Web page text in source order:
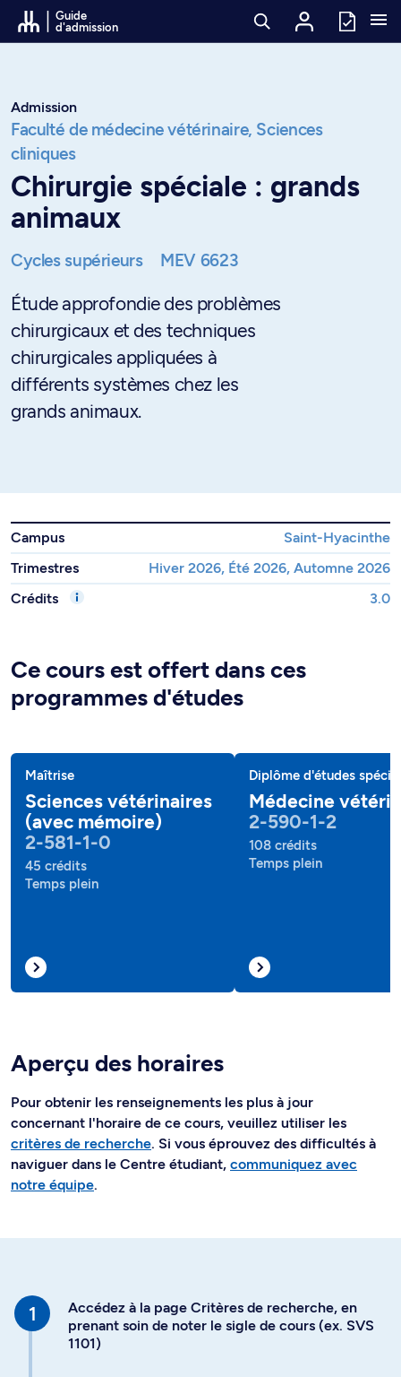
Passer au contenu
Guide
d'admission
Admission
Faculté de médecine vétérinaire, Sciences
cliniques
Chirurgie spéciale : grands
animaux
Cycles supérieurs MEV 6623
Étude approfondie des problèmes
chirurgicaux et des techniques
chirurgicales appliquées à
différents systèmes chez les
grands animaux.
Campus
Saint-Hyacinthe
Trimestres
Hiver 2026, Été 2026, Automne 2026
Crédits
3.0
Ce cours est offert dans ces
programmes d'études
Maîtrise
Sciences vétérinaires
(avec mémoire)
2-581-1-0
45 crédits
Temps plein
Diplôme d'études
Médecine
2-590-1-2
108 crédits
Temps plein
Aperçu des horaires
Pour obtenir les renseignements les plus à jour
concernant l'horaire de ce cours, veuillez utiliser les
critères de recherche. Si vous éprouvez des difficultés à
naviguer dans le Centre étudiant, communiquez avec
notre équipe.
Accédez à la page Critères de recherche, en
prenant soin de noter le sigle de cours (ex. SVS
1101)